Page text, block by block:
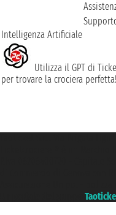
Intelligenza Artificiale
Utilizza il GPT di
per trovare la crociera perfetta!